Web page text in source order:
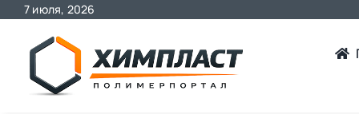
Skip
content
7 июля, 2026